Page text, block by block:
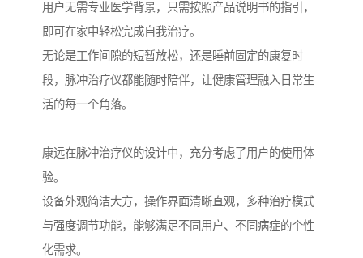
用户无需专业医学背景，只需按照产品说明书的指引，
即可在家中轻松完成自我治疗。
无论是工作间隙的短暂放松，还是睡前固定的康复时
段，脉冲治疗仪都能随时陪伴，让健康管理融入日常生
活的每一个角落。
康远在脉冲治疗仪的设计中，充分考虑了用户的使用体
验。
设备外观简洁大方，操作界面清晰直观，多种治疗模式
与强度调节功能，能够满足不同用户、不同病症的个性
化需求。